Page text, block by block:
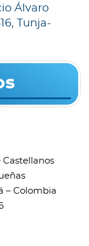
Álvaro
Tunja-
– Colombia